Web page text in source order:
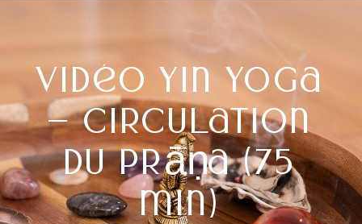
Vidéo Yin Yoga
– Circulation
du Prāṇa (75
min)